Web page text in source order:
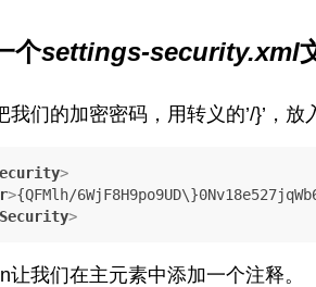
个settings-security.xml
我们的加密密码，用转义的’/}’，放
>
>{QFMlh/
>
让我们在主元素中添加一个注释。